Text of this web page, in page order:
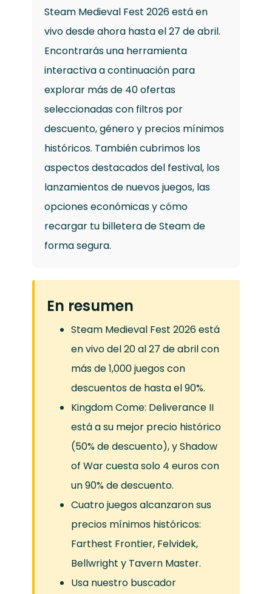
Steam Medieval Fest 2026 está en
vivo desde ahora hasta el 27 de abril.
Encontrarás una herramienta
interactiva a continuación para
explorar más de 40 ofertas
seleccionadas con filtros por
descuento, género y precios mínimos
históricos. También cubrimos los
aspectos destacados del festival, los
lanzamientos de nuevos juegos, las
opciones económicas y cómo
recargar tu billetera de Steam de
forma segura.
En resumen
Steam Medieval Fest 2026 está
en vivo del 20 al 27 de abril con
más de 1,000 juegos con
descuentos de hasta el 90%.
Kingdom Come: Deliverance II
está a su mejor precio histórico
(50% de descuento), y Shadow
of War cuesta solo 4 euros con
un 90% de descuento.
Cuatro juegos alcanzaron sus
precios mínimos históricos:
Farthest Frontier, Felvidek,
Bellwright y Tavern Master.
Usa nuestro buscador